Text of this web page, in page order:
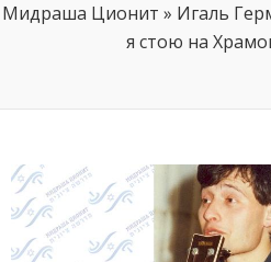
Мидраша Ционит » Игаль
я стою на